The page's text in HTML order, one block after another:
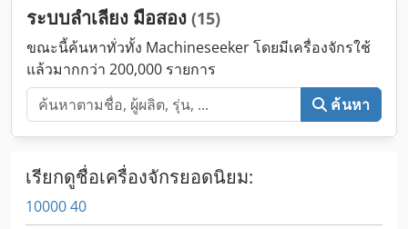
ระบบลำเลียง มือสอง (15)
ขณะนี้ค้นหาทั่วทั้ง Machineseeker โดยมีเครื่องจักรใช้
แล้วมากกว่า 200,000 รายการ
ค้นหา
เรียกดูชื่อเครื่องจักรยอดนิยม:
10000 40